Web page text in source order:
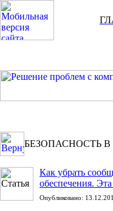
БЕЗОПАСНОСТЬ В
Как убрать
обеспечения.
Опубликовано: